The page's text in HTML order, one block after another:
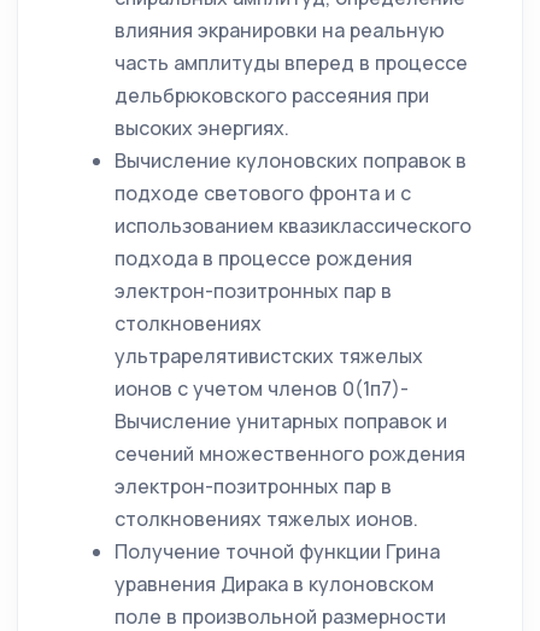
влияния экранировки на реальную
часть амплитуды вперед в процессе
дельбрюковского рассеяния при
высоких энергиях.
Вычисление кулоновских поправок в
подходе светового фронта и с
использованием квазиклассического
подхода в процессе рождения
электрон-позитронных пар в
столкновениях
ультрарелятивистских тяжелых
ионов с учетом членов 0(1п7)-
Вычисление унитарных поправок и
сечений множественного рождения
электрон-позитронных пар в
столкновениях тяжелых ионов.
Получение точной функции Грина
уравнения Дирака в кулоновском
поле в произвольной размерности